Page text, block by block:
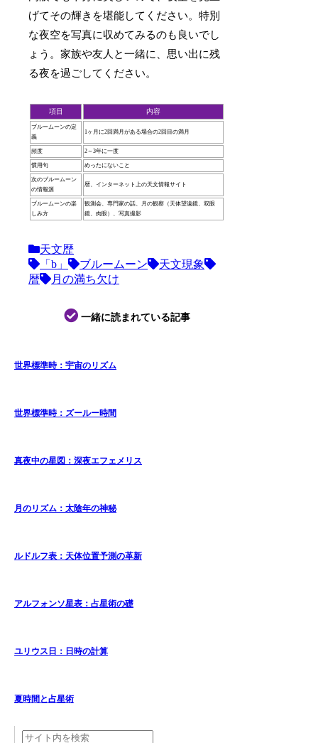
げてその輝きを堪能してください。特別
な夜空を写真に収めてみるのも良いでし
ょう。家族や友人と一緒に、思い出に残
る夜を過ごしてください。
項目 内容
ブルームーンの定
義
1ヶ月に2回満月がある場合の2回目の満月
頻度 2～3年に一度
慣用句 めったにないこと
次のブルームーン
の情報源
暦、インターネット上の天文情報サイト
ブルームーンの楽
しみ方
観測会、専門家の話、月の観察（天体望遠鏡、双眼
鏡、肉眼）、写真撮影
天文歴
「b」
ブルームーン
天文現象
暦
月の満ち欠け
一緒に読まれている記事
世界標準時：宇宙のリズム
世界標準時：ズールー時間
真夜中の星図：深夜エフェメリス
月のリズム：太陰年の神秘
ルドルフ表：天体位置予測の革新
アルフォンソ星表：占星術の礎
ユリウス日：日時の計算
夏時間と占星術